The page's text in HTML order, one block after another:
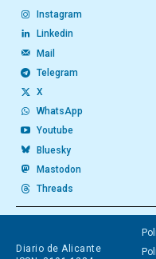
Instagram
Linkedin
Mail
Telegram
X
WhatsApp
Youtube
Bluesky
Mastodon
Threads
Diario de Alicante